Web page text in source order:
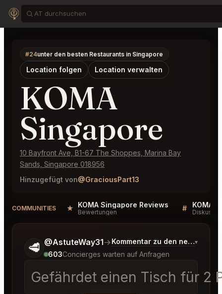
#24unter den besten Restaurants in Singapore
Location folgen Location verwalten
KOMA
Singapore
10 Bayfront Ave, B1-67 The Shoppes, Marina Bay
Sands, Singapore 018956
Hinzugefügt von@GraciousPart13
COMMUNITIES ★ KOMA Singapore Reviews
Bewertungen # KOMA
🥩 @AstuteWay31→Kommentar zu den neuesten
▾
603Concierges warten auf Anfragen
Gefährdet einen Tisch für 2
Sag mir noch etwas genauer, was du möchtest.